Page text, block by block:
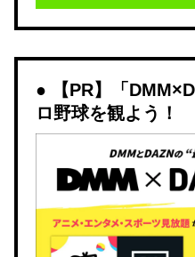
【PR】「
ロ野球を観よう！